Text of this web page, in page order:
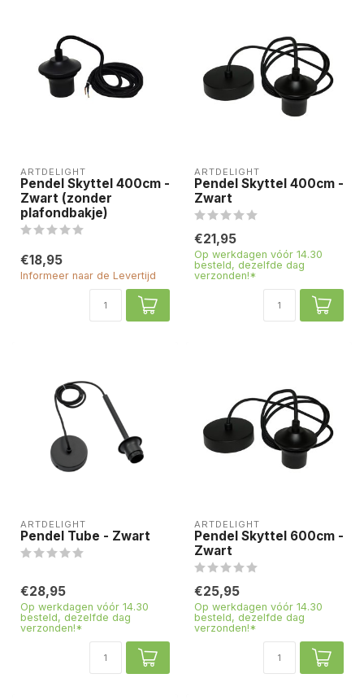
ARTDELIGHT
Pendel Skyttel 400cm -
Zwart (zonder
plafondbakje)
€18,95
Informeer naar de Levertijd
ARTDELIGHT
Pendel Skyttel 400cm -
Zwart
€21,95
Op werkdagen vóór 14.30
besteld, dezelfde dag
verzonden!*
ARTDELIGHT
Pendel Tube - Zwart
€28,95
Op werkdagen vóór 14.30
besteld, dezelfde dag
verzonden!*
ARTDELIGHT
Pendel Skyttel 600cm -
Zwart
€25,95
Op werkdagen vóór 14.30
besteld, dezelfde dag
verzonden!*